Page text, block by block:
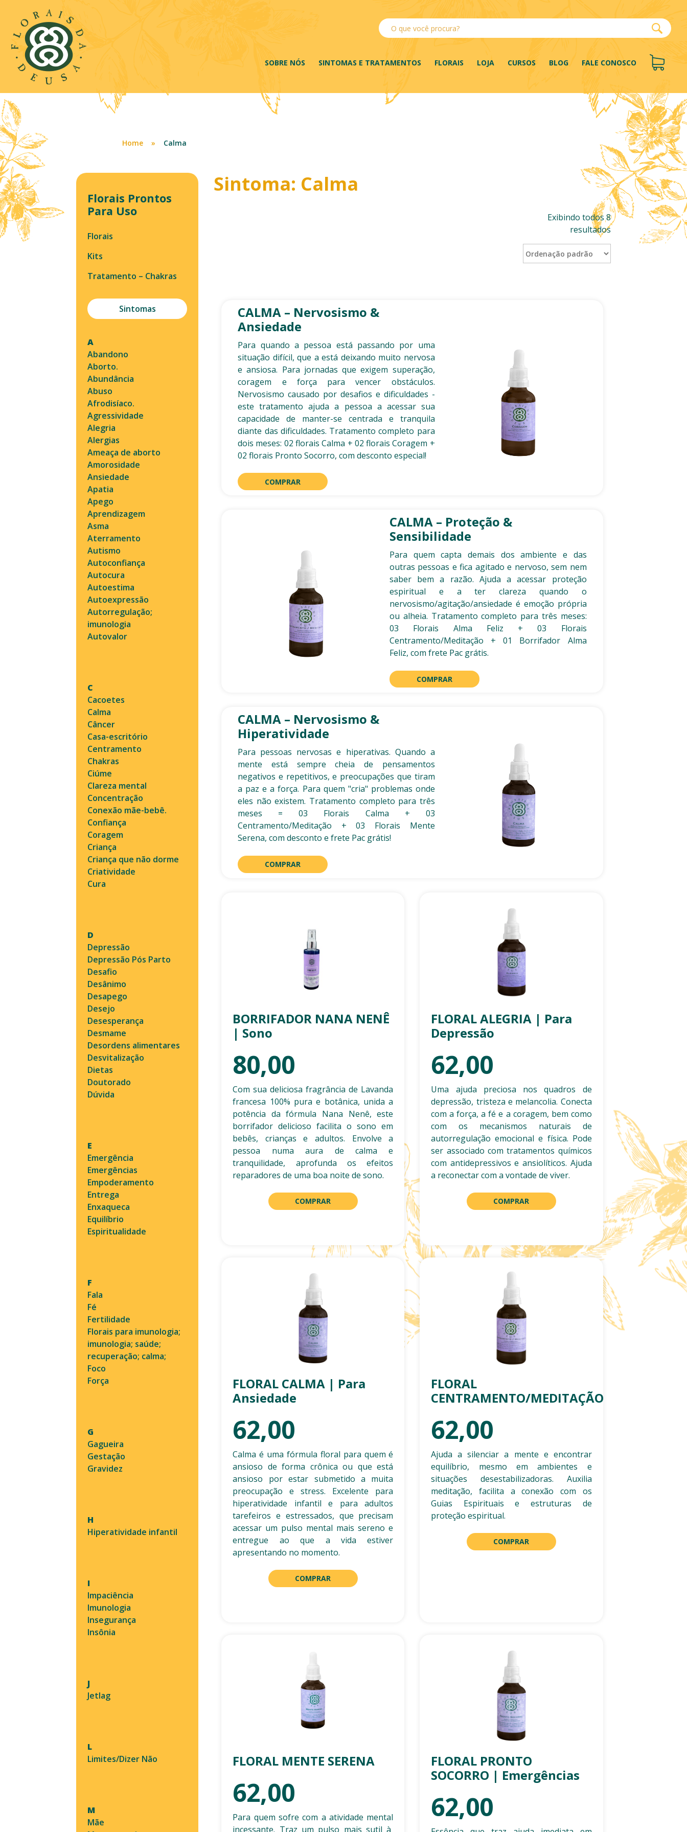
SOBRE NÓS SINTOMAS E TRATAMENTOS FLORAIS LOJA CURSOS BLOG FALE CONOSCO
Home » Calma
Florais Prontos
Para Uso
Florais
Kits
Tratamento – Chakras
Sintomas
A
Abandono
Aborto.
Abundância
Abuso
Afrodisíaco.
Agressividade
Alegria
Alergias
Ameaça de aborto
Amorosidade
Ansiedade
Apatia
Apego
Aprendizagem
Asma
Aterramento
Autismo
Autoconfiança
Autocura
Autoestima
Autoexpressão
Autorregulação;
imunologia
Autovalor
C
Cacoetes
Calma
Câncer
Casa-escritório
Centramento
Chakras
Ciúme
Clareza mental
Concentração
Conexão mãe-bebê.
Confiança
Coragem
Criança
Criança que não dorme
Criatividade
Cura
D
Depressão
Depressão Pós Parto
Desafio
Desânimo
Desapego
Desejo
Desesperança
Desmame
Desordens alimentares
Desvitalização
Dietas
Doutorado
Dúvida
E
Emergência
Emergências
Empoderamento
Entrega
Enxaqueca
Equilíbrio
Espiritualidade
F
Fala
Fé
Fertilidade
Florais para imunologia;
imunologia; saúde;
recuperação; calma;
Foco
Força
G
Gagueira
Gestação
Gravidez
H
Hiperatividade infantil
I
Impaciência
Imunologia
Insegurança
Insônia
J
Jetlag
L
Limites/Dizer Não
M
Mãe
Sintoma: Calma
Exibindo todos 8
resultados
CALMA – Nervosismo &
Ansiedade
Para quando a pessoa está passando por uma
situação difícil, que a está deixando muito nervosa
e ansiosa. Para jornadas que exigem superação,
coragem e força para vencer obstáculos.
Nervosismo causado por desafios e dificuldades -
este tratamento ajuda a pessoa a acessar sua
capacidade de manter-se centrada e tranquila
diante das dificuldades. Tratamento completo para
dois meses: 02 florais Calma + 02 florais Coragem +
02 florais Pronto Socorro, com desconto especial!
COMPRAR
CALMA – Proteção &
Sensibilidade
Para quem capta demais dos ambiente e das
outras pessoas e fica agitado e nervoso, sem nem
saber bem a razão. Ajuda a acessar proteção
espiritual e a ter clareza quando o
nervosismo/agitação/ansiedade é emoção própria
ou alheia. Tratamento completo para três meses:
03 Florais Alma Feliz + 03 Florais
Centramento/Meditação + 01 Borrifador Alma
Feliz, com frete Pac grátis.
COMPRAR
CALMA – Nervosismo &
Hiperatividade
Para pessoas nervosas e hiperativas. Quando a
mente está sempre cheia de pensamentos
negativos e repetitivos, e preocupações que tiram
a paz e a força. Para quem "cria" problemas onde
eles não existem. Tratamento completo para três
meses = 03 Florais Calma + 03
Centramento/Meditação + 03 Florais Mente
Serena, com desconto e frete Pac grátis!
COMPRAR
BORRIFADOR NANA NENÊ
| Sono
80,00
Com sua deliciosa fragrância de Lavanda
francesa 100% pura e botânica, unida a
potência da fórmula Nana Nenê, este
borrifador delicioso facilita o sono em
bebês, crianças e adultos. Envolve a
pessoa numa aura de calma e
tranquilidade, aprofunda os efeitos
reparadores de uma boa noite de sono.
COMPRAR
FLORAL ALEGRIA | Para
Depressão
62,00
Uma ajuda preciosa nos quadros de
depressão, tristeza e melancolia. Conecta
com a força, a fé e a coragem, bem como
com os mecanismos naturais de
autorregulação emocional e física. Pode
ser associado com tratamentos químicos
com antidepressivos e ansiolíticos. Ajuda
a reconectar com a vontade de viver.
COMPRAR
FLORAL CALMA | Para
Ansiedade
62,00
Calma é uma fórmula floral para quem é
ansioso de forma crônica ou que está
ansioso por estar submetido a muita
preocupação e stress. Excelente para
hiperatividade infantil e para adultos
tarefeiros e estressados, que precisam
acessar um pulso mental mais sereno e
entregue ao que a vida estiver
apresentando no momento.
COMPRAR
FLORAL
CENTRAMENTO/MEDITAÇÃO
62,00
Ajuda a silenciar a mente e encontrar
equilíbrio, mesmo em ambientes e
situações desestabilizadoras. Auxilia
meditação, facilita a conexão com os
Guias Espirituais e estruturas de
proteção espiritual.
COMPRAR
FLORAL MENTE SERENA
62,00
Para quem sofre com a atividade mental
incessante. Traz um pulso mais sutil à
FLORAL PRONTO
SOCORRO | Emergências
62,00